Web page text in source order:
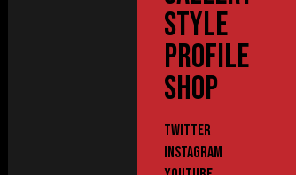
STYLE
PROFILE
SHOP
Twitter
Instagram